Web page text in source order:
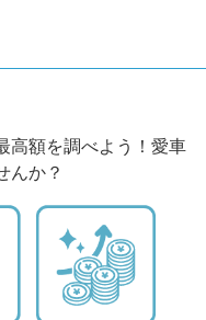
高額を調べよう！愛車
んか？